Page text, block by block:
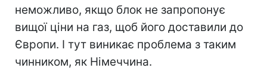
неможливо, якщо блок не запропонує
вищої ціни на газ, щоб його доставили до
Європи. І тут виникає проблема з таким
чинником, як Німеччина.